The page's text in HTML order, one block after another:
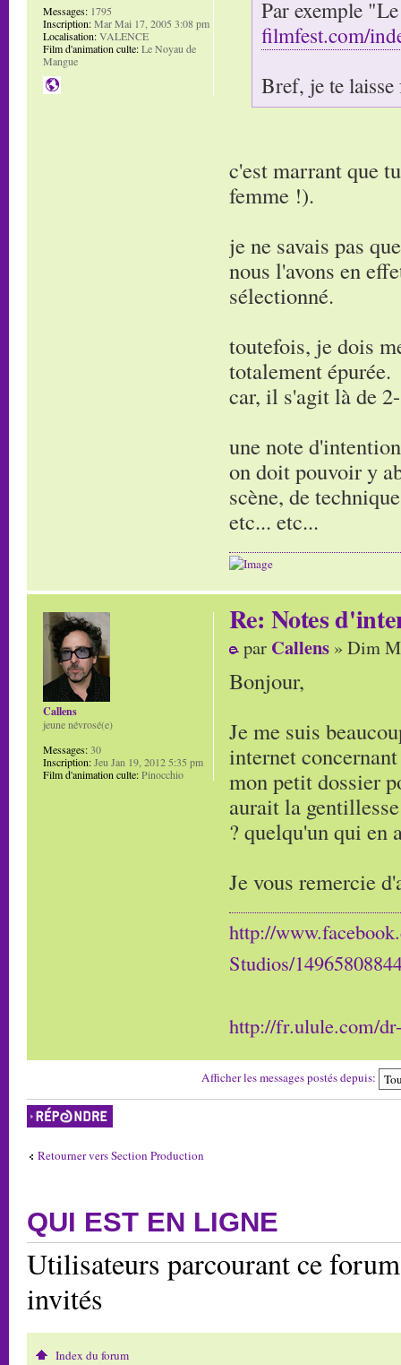
Par exemple
filmfest.com/
Bref, je te
c'est marrant que
femme !).
je ne savais pas
nous l'avons en
sélectionné.
toutefois, je dois
totalement épurée.
car, il s'agit là de
une note
on doit pouvoir y
scène, de
etc... etc...
Messages: 1795
Inscription:Mar Mai 17, 2005 3:08 pm
Localisation:VALENCE
Film d'animation culte:Le Noyau de
Mangue
Re: Notes
par Callens » Dim
Bonjour,
Je me suis
internet
mon petit dossier
aurait la
? quelqu'un qui en
Je vous remercie
http://
Studios/
http://fr.ulule.com/
Callens
jeune névrosé(e)
Messages:30
Inscription:Jeu Jan 19, 2012 5:35 pm
Film d'animation culte:Pinocchio
Afficher les messages postés depuis:
Répondre
Retourner vers Section Production
QUI EST EN LIGNE
Utilisateurs parcourant ce
invités
Index du forum